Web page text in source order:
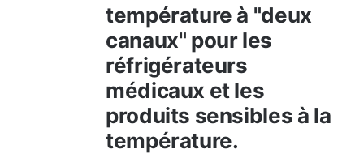
température à "deux
canaux" pour les
réfrigérateurs
médicaux et les
produits sensibles à la
température.